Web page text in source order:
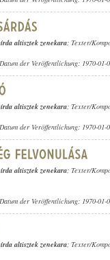
altisztek zenekara; Texter/
der Veröffentlichung: 1970-01-
altisztek zenekara; Texter/
der Veröffentlichung: 1970-01-
altisztek zenekara; Texter/
der Veröffentlichung: 1970-01-
altisztek zenekara; Texter/